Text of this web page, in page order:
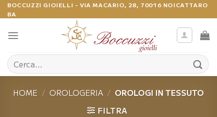
Salta
ai
contenuti
BOCCUZZI GIOIELLI - VIA MACARIO, 28, 70016 NOICATTARO
BA
Cerca:
HOME / OROLOGERIA / OROLOGI IN TESSUTO
FILTRA